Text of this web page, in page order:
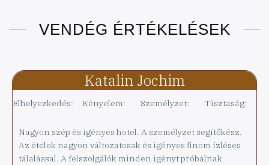
VENDÉG ÉRTÉKELÉSEK
Katalin Jochim
Elhelyezkedés: Kényelem: Személyzet: Tisztaság:
Nagyon szép és igényes hotel. A személyzet segítőkész.
Az ételek nagyon változatosak és igényes finom ízléses
tálalással. A felszolgálók minden igényt próbálnak